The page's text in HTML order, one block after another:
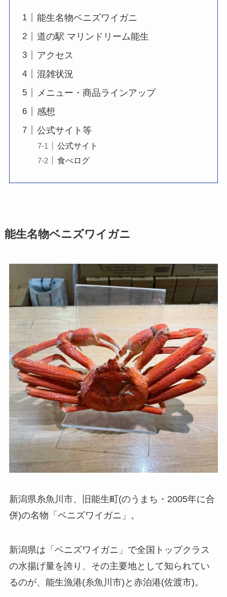
能生名物ベニズワイガニ
道の駅 マリンドリーム能生
アクセス
混雑状況
メニュー・商品ラインアップ
感想
公式サイト等
公式サイト
食べログ
能生名物ベニズワイガニ
新潟県糸魚川市、旧能生町(のうまち・2005年に合
併)の名物「ベニズワイガニ」。
新潟県は「ベニズワイガニ」で全国トップクラス
の水揚げ量を誇り、その主要地として知られてい
るのが、能生漁港(糸魚川市)と赤泊港(佐渡市)。